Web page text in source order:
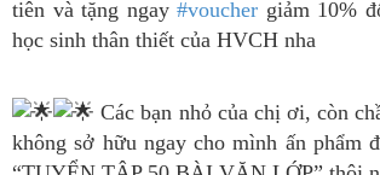
tiên và tặng ngay#voucher giảm 10%
học sinh thân thiết của HVCH nha
Các bạn nhỏ của chị ơi, còn
không sở hữu ngay cho mình ấn phẩm